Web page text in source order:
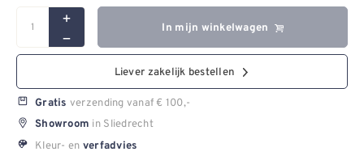
In mijn winkelwagen
Liever zakelijk bestellen
Gratis verzending vanaf € 100,-
Showroom in Sliedrecht
Kleur- en verfadvies